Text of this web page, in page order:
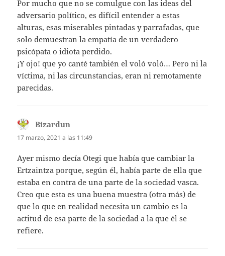
Por mucho que no se comulgue con las ideas del
adversario político, es difícil entender a estas
alturas, esas miserables pintadas y parrafadas, que
solo demuestran la empatía de un verdadero
psicópata o idiota perdido.
¡Y ojo! que yo canté también el voló voló… Pero ni la
víctima, ni las circunstancias, eran ni remotamente
parecidas.
Bizardun
17 marzo, 2021 a las 11:49
Ayer mismo decía Otegi que había que cambiar la
Ertzaintza porque, según él, había parte de ella que
estaba en contra de una parte de la sociedad vasca.
Creo que esta es una buena muestra (otra más) de
que lo que en realidad necesita un cambio es la
actitud de esa parte de la sociedad a la que él se
refiere.